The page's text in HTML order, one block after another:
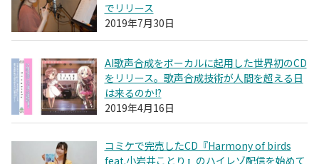
でリリース
2019年7月30日
AI歌声合成をボーカルに起用した世界初のCD
をリリース。歌声合成技術が人間を超える日
は来るのか!?
2019年4月16日
コミケで完売したCD『Harmony of birds
feat.小岩井ことり』のハイレゾ配信を始めて